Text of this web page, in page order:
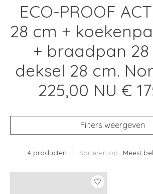
ECO-PROOF
28 cm +
+ braadpan 28
deksel 28 cm.
225,00 NU €
Filters weergeven
4 producten Sorteren op Meest